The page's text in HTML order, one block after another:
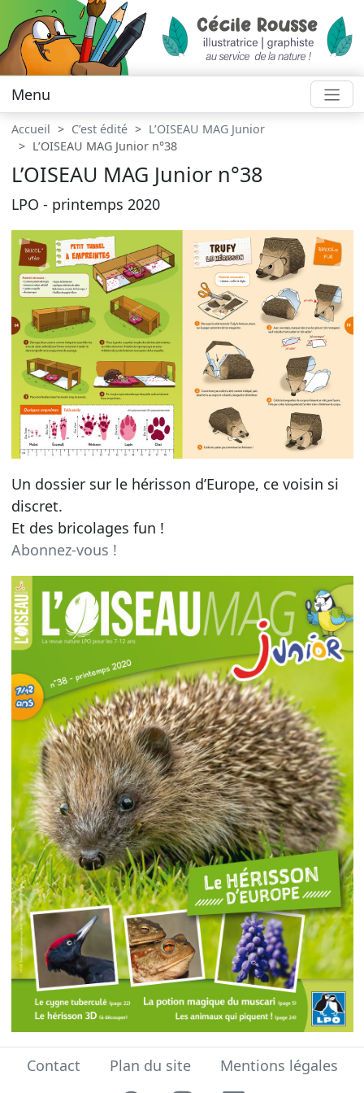
Menu
Accueil C’est édité
L’OISEAU MAG Junior
L’OISEAU MAG Junior n°38
L’OISEAU MAG Junior n°38
LPO - printemps 2020
Un dossier sur le hérisson d’Europe, ce voisin si
discret.
Et des bricolages fun !
Abonnez-vous !
Contact Plan du site Mentions légales